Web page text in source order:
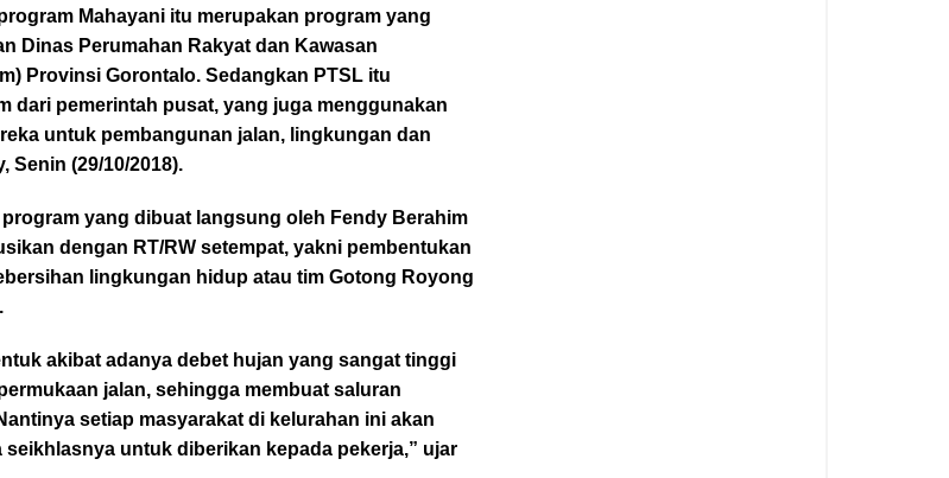
Mahayani itu merupakan program yang
Dinas Perumahan Rakyat dan Kawasan
Provinsi Gorontalo. Sedangkan PTSL itu
dari pemerintah pusat, yang juga menggunakan
untuk pembangunan jalan, lingkungan dan
Senin (29/10/2018).
yang dibuat langsung oleh Fendy Berahim
dengan RT/RW setempat, yakni pembentukan
lingkungan hidup atau tim Gotong Royong
akibat adanya debet hujan yang sangat tinggi
jalan, sehingga membuat saluran
setiap masyarakat di kelurahan ini akan
seikhlasnya untuk diberikan kepada pekerja,” ujar